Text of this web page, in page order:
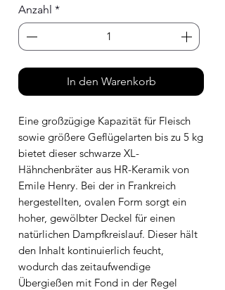
Anzahl *
In den Warenkorb
Eine großzügige Kapazität für Fleisch
sowie größere Geflügelarten bis zu 5 kg
bietet dieser schwarze XL-
Hähnchenbräter aus HR-Keramik von
Emile Henry. Bei der in Frankreich
hergestellten, ovalen Form sorgt ein
hoher, gewölbter Deckel für einen
natürlichen Dampfkreislauf. Dieser hält
den Inhalt kontinuierlich feucht,
wodurch das zeitaufwendige
Übergießen mit Fond in der Regel